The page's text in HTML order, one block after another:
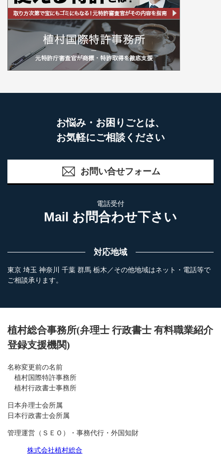
お悩み・お困りごとは、
お気軽にご相談ください
お問い合せフォーム
電話受付
Mail お問合わせ下さい
対応地域
東京 埼玉 神奈川 千葉 群馬 栃木／その他地域はネット・電話等で
ご相談承ります。
植村総合事務所(弁理士 行政書士 有料職業紹介
登録支援機関)
名称変更前の名前
植村国際特許事務所
植村行政書士事務所
日本弁理士会所属
日本行政書士会所属
管理運営（ＳＥＯ）・事務代行・外国知財
株式会社植村総合